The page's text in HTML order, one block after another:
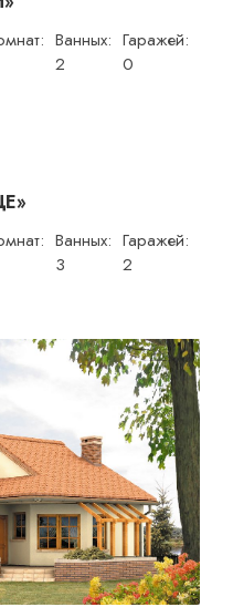
Ванных:
2
Гаражей:
0
Ванных:
3
Гаражей:
2